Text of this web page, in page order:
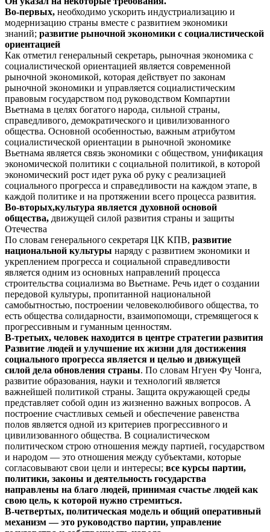
Во-первых, необходимо ускорить индустриализацию и
модернизацию страны вместе с развитием экономики
знаний; развитие рыночной экономики с социалистической
ориентацией
Как отметил генеральный секретарь, рыночная экономика с
социалистической ориентацией является современной
рыночной экономикой, которая действует по законам
рыночной экономики и управляется социалистическим
правовым государством под руководством Компартии
Вьетнама в целях богатого народа, сильной страны,
справедливого, демократического и цивилизованного
общества. Основной особенностью, важным атрибутом
социалистической ориентации в рыночной экономике
Вьетнама является связь экономики с обществом, унификация
экономической политики с социальной политикой, в которой
экономический рост идет рука об руку с реализацией
социального прогресса и справедливости на каждом этапе, в
каждой политике и на протяжении всего процесса развития.
Во-вторых,культура является духовной основой
общества, движущей силой развития страны и защиты
Отечества
По словам генерального секретаря ЦК КПВ, развитие
национальной культуры наряду с развитием экономики и
укреплением прогресса и социальной справедливости
является одним из основных направлений процесса
строительства социализма во Вьетнаме. Речь идет о создании
передовой культуры, пропитанной национальной
самобытностью, построении человеколюбивого общества, то
есть общества солидарности, взаимопомощи, стремящегося к
прогрессивным и гуманным ценностям.
В-третьих, человек находится в центре стратегии развития
Развитие людей и улучшение их жизни для достижения
социального прогресса является и целью и движущей
силой дела обновления страны. По словам Нгуен Фу Чонга,
развитие образования, науки и технологий является
важнейшей политикой страны. Защита окружающей среды
представляет собой один из жизненно важных вопросов. А
построение счастливых семьей и обеспечение равенства
полов является одной из критериев прогрессивного и
цивилизованного общества. В социалистическом
политическом строю отношения между партией, государством
и народом — это отношения между субъектами, которые
согласовывают свои цели и интересы; все курсы партии,
политики, законы и деятельность государства
направлены на благо людей, принимая счастье людей как
свою цель, к которой нужно стремиться.
В-четвертых, политическая модель и общий оперативный
механизм — это руководство партии, управление